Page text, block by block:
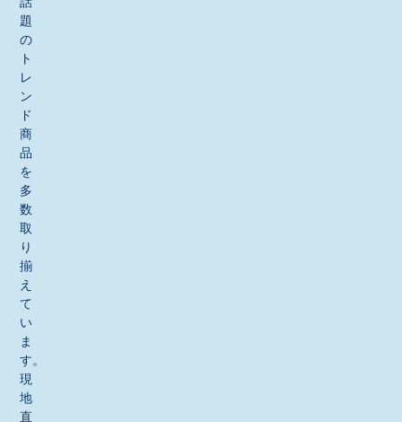
題
の
ト
レ
ン
ド
商
品
を
多
数
取
り
揃
え
て
い
ま
す。
現
地
直